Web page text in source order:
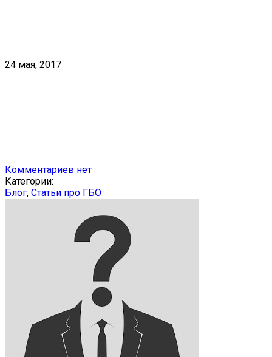
24 мая, 2017
Комментариев нет
Категории:
Блог, Статьи про ГБО